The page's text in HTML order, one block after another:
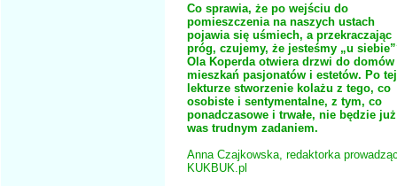
Co sprawia, że po wejściu do
pomieszczenia na naszych ustach
pojawia się uśmiech, a przekraczając
próg, czujemy, że jesteśmy „u
Ola Koperda otwiera drzwi do
mieszkań pasjonatów i estetów. Po tej
lekturze stworzenie kolażu z tego, co
osobiste i sentymentalne, z tym, co
ponadczasowe i trwałe, nie będzie
was trudnym zadaniem.
Anna Czajkowska, redaktorka
KUKBUK.pl